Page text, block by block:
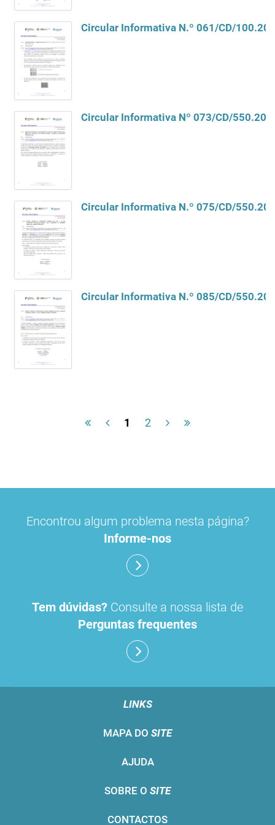
1 2
Encontrou algum problema nesta página?
Informe-nos
Tem dúvidas? Consulte a nossa lista de
Perguntas frequentes
LINKS
MAPA DO SITE
AJUDA
SOBRE O SITE
CONTACTOS